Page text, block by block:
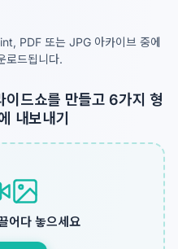
PDF 또는 JPG 아카이브 중에
로드됩니다.
이드쇼를 만들고 6가지 형
내보내기
어다 놓으세요